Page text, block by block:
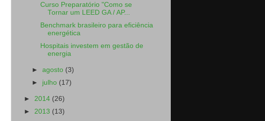
Curso Preparatório "Como se
Tornar um LEED GA / AP...
Benchmark brasileiro para eficiência
energética
Hospitais investem em gestão de
energia
►agosto (3)
► julho (17)
► 2014 (26)
► 2013 (13)